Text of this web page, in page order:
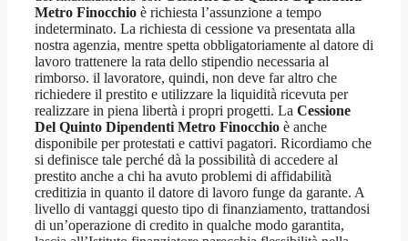
Metro Finocchio è richiesta l’assunzione a tempo
indeterminato. La richiesta di cessione va presentata alla
nostra agenzia, mentre spetta obbligatoriamente al datore di
lavoro trattenere la rata dello stipendio necessaria al
rimborso. il lavoratore, quindi, non deve far altro che
richiedere il prestito e utilizzare la liquidità ricevuta per
realizzare in piena libertà i propri progetti. La Cessione
Del Quinto Dipendenti Metro Finocchio è anche
disponibile per protestati e cattivi pagatori. Ricordiamo che
si definisce tale perché dà la possibilità di accedere al
prestito anche a chi ha avuto problemi di affidabilità
creditizia in quanto il datore di lavoro funge da garante. A
livello di vantaggi questo tipo di finanziamento, trattandosi
di un’operazione di credito in qualche modo garantita,